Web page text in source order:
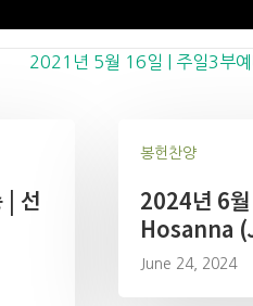
2021년 5월 16일 | 주일3부
| 선
봉헌찬양
2024년 6
Hosanna
June 24, 2024